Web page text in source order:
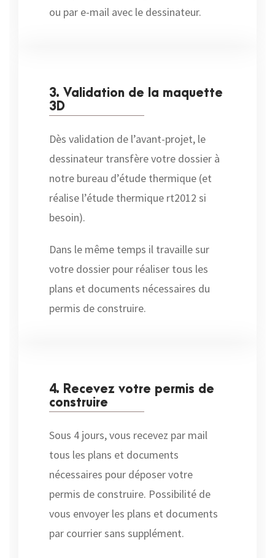
ou par e-mail avec le dessinateur.
3. Validation de la maquette
3D
Dès validation de l’avant-projet, le
dessinateur transfère votre dossier à
notre bureau d’étude thermique (et
réalise l’étude thermique rt2012 si
besoin).
Dans le même temps il travaille sur
votre dossier pour réaliser tous les
plans et documents nécessaires du
permis de construire.
4. Recevez votre permis de
construire
Sous 4 jours, vous recevez par mail
tous les plans et documents
nécessaires pour déposer votre
permis de construire. Possibilité de
vous envoyer les plans et documents
par courrier sans supplément.